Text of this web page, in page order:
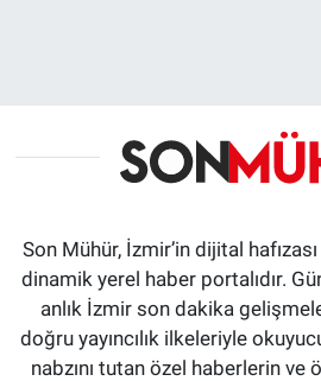
Son Mühür, İzmir’in dijital
dinamik yerel haber portalıdır.
anlık İzmir son dakika
doğru yayıncılık ilkeleriyle
nabzını tutan özel haberlerin ve